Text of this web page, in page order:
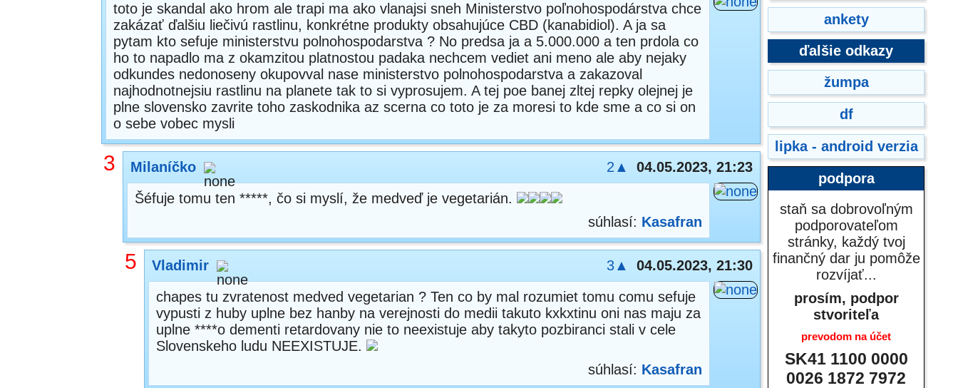
toto je skandal ako hrom ale trapi ma ako vlanajsi sneh Ministerstvo poľnohospodárstva chce
zakázať ďalšiu liečivú rastlinu, konkrétne produkty obsahujúce CBD (kanabidiol). A ja sa
pytam kto sefuje ministerstvu polnohospodarstva ? No predsa ja a 5.000.000 a ten prdola co
ho to napadlo ma z okamzitou platnostou padaka nechcem vediet ani meno ale aby nejaky
odkundes nedonoseny okupovval nase ministerstvo polnohospodarstva a zakazoval
najhodnotnejsiu rastlinu na planete tak to si vyprosujem. A tej poe banej zltej repky olejnej je
plne slovensko zavrite toho zaskodnika az scerna co toto je za moresi to kde sme a co si on
o sebe vobec mysli
3 Milaníčko 2▲
04.05.2023, 21:23
Šéfuje tomu ten *****, čo si myslí, že medveď je vegetarián.
súhlasí: Kasafran
5 Vladimir 3▲
04.05.2023, 21:30
chapes tu zvratenost medved vegetarian ? Ten co by mal rozumiet tomu comu sefuje
vypusti z huby uplne bez hanby na verejnosti do medii takuto kxkxtinu oni nas maju za
uplne ****o dementi retardovany nie to neexistuje aby takyto pozbiranci stali v cele
Slovenskeho ludu NEEXISTUJE.
súhlasí: Kasafran
ankety
ďalšie odkazy
žumpa
df
lipka - android verzia
podpora
staň sa dobrovoľným
podporovateľom
stránky, každý tvoj
finančný dar ju pomôže
rozvíjať...
prosím, podpor
stvoriteľa
prevodom na účet
SK41 1100 0000
0026 1872 7972